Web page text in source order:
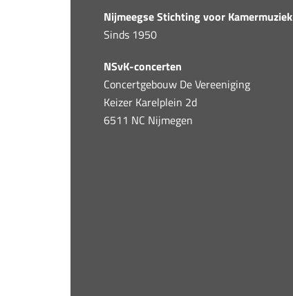
Nijmeegse Stichting voor Kamermuziek
Sinds 1950
NSvK-concerten
Concertgebouw De Vereeniging
Keizer Karelplein 2d
6511 NC Nijmegen